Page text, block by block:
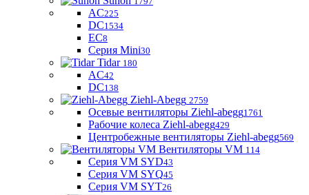
AC225
DC1534
EC8
Серия Mini30
Tidar 180
AC42
DC138
Ziehl-Abegg 2759
Осевые вентиляторы Ziehl-abegg1761
Рабочие колеса Ziehl-abegg429
Центробежные вентиляторы Ziehl-abegg569
Вентиляторы VM 114
Серия VM SYD43
Серия VM SYQ45
Серия VM SYT26